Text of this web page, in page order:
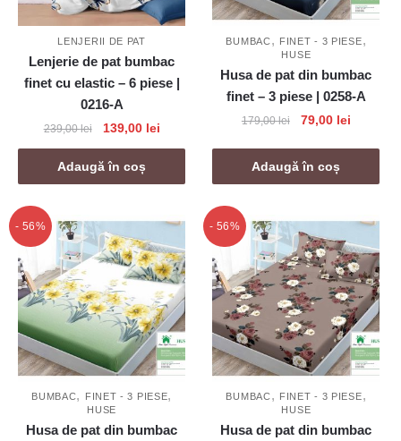
LENJERII DE PAT
Lenjerie de pat bumbac
finet cu elastic – 6 piese |
0216-A
239,00lei
Prețul
inițial
a
fost:
139,00 leiPrețul
curent
139,00 lei.
Adaugă în coș
BUMBAC, FINET - 3 PIESE,
HUSE
Husa de pat din bumbac
finet – 3 piese | 0258-A
179,00lei
Prețul
a
79,00 leiPrețul
Adaugă în coș
- 56%
BUMBAC, FINET - 3 PIESE,
HUSE
Husa de pat din bumbac
- 56%
BUMBAC, FINET - 3 PIESE,
HUSE
Husa de pat din bumbac